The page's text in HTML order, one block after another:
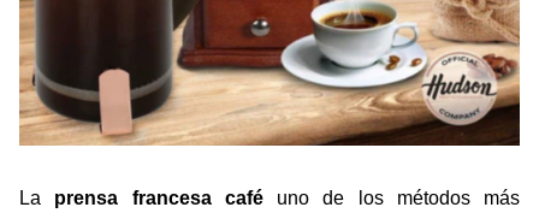
La prensa francesa café uno de los métodos más